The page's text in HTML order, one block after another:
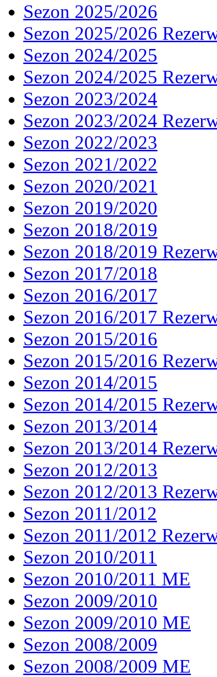
Sezon 2025/2026
Sezon 2025/2026
Sezon 2024/2025
Sezon 2024/2025
Sezon 2023/2024
Sezon 2023/2024
Sezon 2022/2023
Sezon 2021/2022
Sezon 2020/2021
Sezon 2019/2020
Sezon 2018/2019
Sezon 2018/2019
Sezon 2017/2018
Sezon 2016/2017
Sezon 2016/2017
Sezon 2015/2016
Sezon 2015/2016
Sezon 2014/2015
Sezon 2014/2015
Sezon 2013/2014
Sezon 2013/2014
Sezon 2012/2013
Sezon 2012/2013
Sezon 2011/2012
Sezon 2011/2012
Sezon 2010/2011
Sezon 2010/2011 ME
Sezon 2009/2010
Sezon 2009/2010 ME
Sezon 2008/2009
Sezon 2008/2009 ME